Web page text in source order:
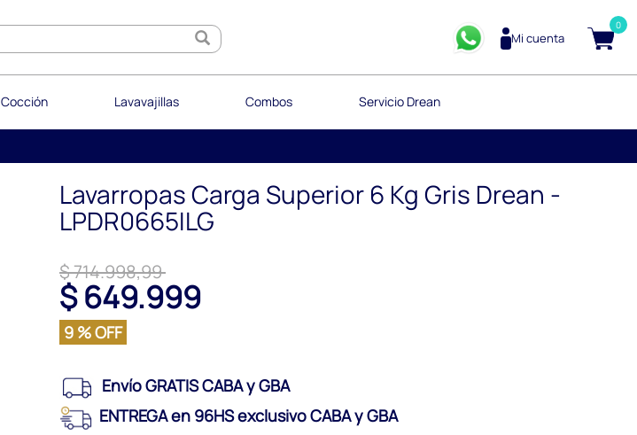
Mi cuenta
0
Cocción Lavavajillas Combos Servicio Drean
Lavarropas Carga Superior 6 Kg Gris Drean -
LPDR0665ILG
$ 714.998,99
$ 649.999
9 % OFF
Envío GRATIS CABA y GBA
ENTREGA en 96HS exclusivo CABA y GBA